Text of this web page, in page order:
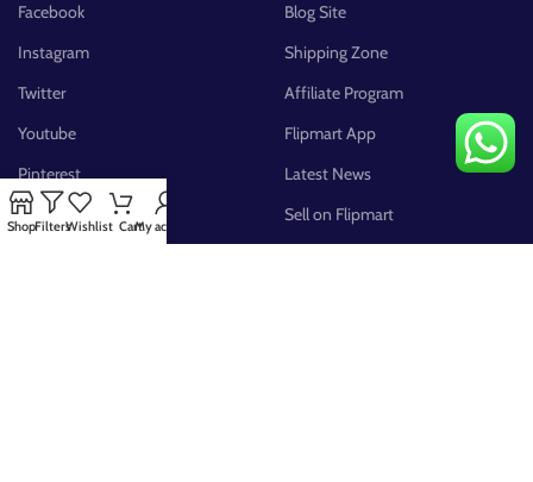
Facebook
Instagram
Twitter
Youtube
Pinterest
FB Group
Blog Site
Shipping Zone
Affiliate Program
Flipmart App
Latest News
Sell on Flipmart
ShopFiltersWishlist CartMy account